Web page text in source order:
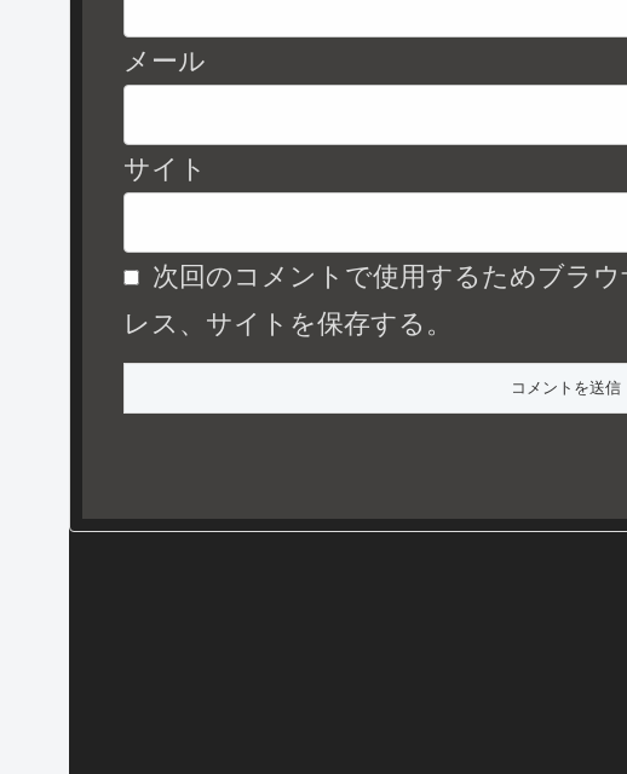
メール
サイト
次回のコメントで使用するためブラ
レス、サイトを保存する。